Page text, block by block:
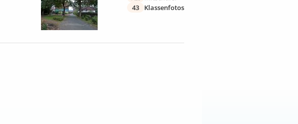
43
Klassenfotos